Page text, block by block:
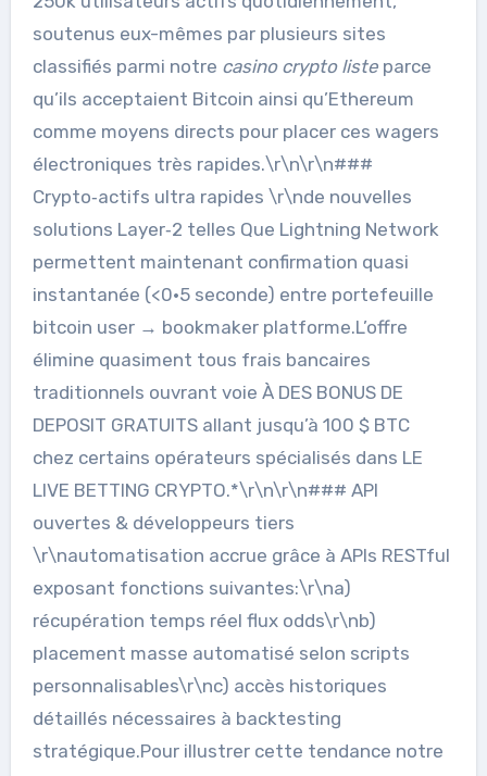
soutenus eux-mêmes par plusieurs sites
classifiés parmi notre casino crypto listeparce
qu’ils acceptaient Bitcoin ainsi qu’Ethereum
comme moyens directs pour placer ces wagers
électroniques très rapides.\r\n\r\n###
Crypto‑actifs ultra rapides \r\nde nouvelles
solutions Layer‑2 telles Que Lightning Network
permettent maintenant confirmation quasi
instantanée (<0·5 seconde) entre portefeuille
bitcoin user → bookmaker platforme.L’offre
élimine quasiment tous frais bancaires
traditionnels ouvrant voie À DES BONUS DE
DEPOSIT GRATUITS allant jusqu’à 100 $ BTC
chez certains opérateurs spécialisés dans LE
LIVE BETTING CRYPTO.*\r\n\r\n### API
ouvertes & développeurs tiers
\r\nautomatisation accrue grâce à APIs RESTful
exposant fonctions suivantes:\r\na)
récupération temps réel flux odds\r\nb)
placement masse automatisé selon scripts
personnalisables\r\nc) accès historiques
détaillés nécessaires à backtesting
stratégique.Pour illustrer cette tendance notre